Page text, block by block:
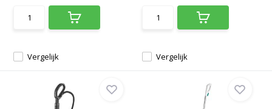
Vergelijk Vergelijk